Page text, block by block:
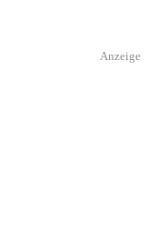
Anzeige